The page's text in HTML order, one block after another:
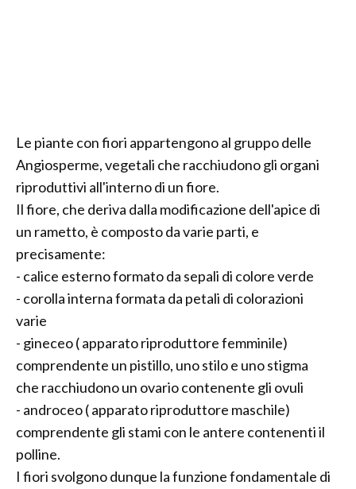
Le piante con fiori appartengono al gruppo delle
Angiosperme, vegetali che racchiudono gli organi
riproduttivi all'interno di un fiore.
Il fiore, che deriva dalla modificazione dell'apice di
un rametto, è composto da varie parti, e
precisamente:
- calice esterno formato da sepali di colore verde
- corolla interna formata da petali di colorazioni
varie
- gineceo ( apparato riproduttore femminile)
comprendente un pistillo, uno stilo e uno stigma
che racchiudono un ovario contenente gli ovuli
- androceo ( apparato riproduttore maschile)
comprendente gli stami con le antere contenenti il
polline.
I fiori svolgono dunque la funzione fondamentale di